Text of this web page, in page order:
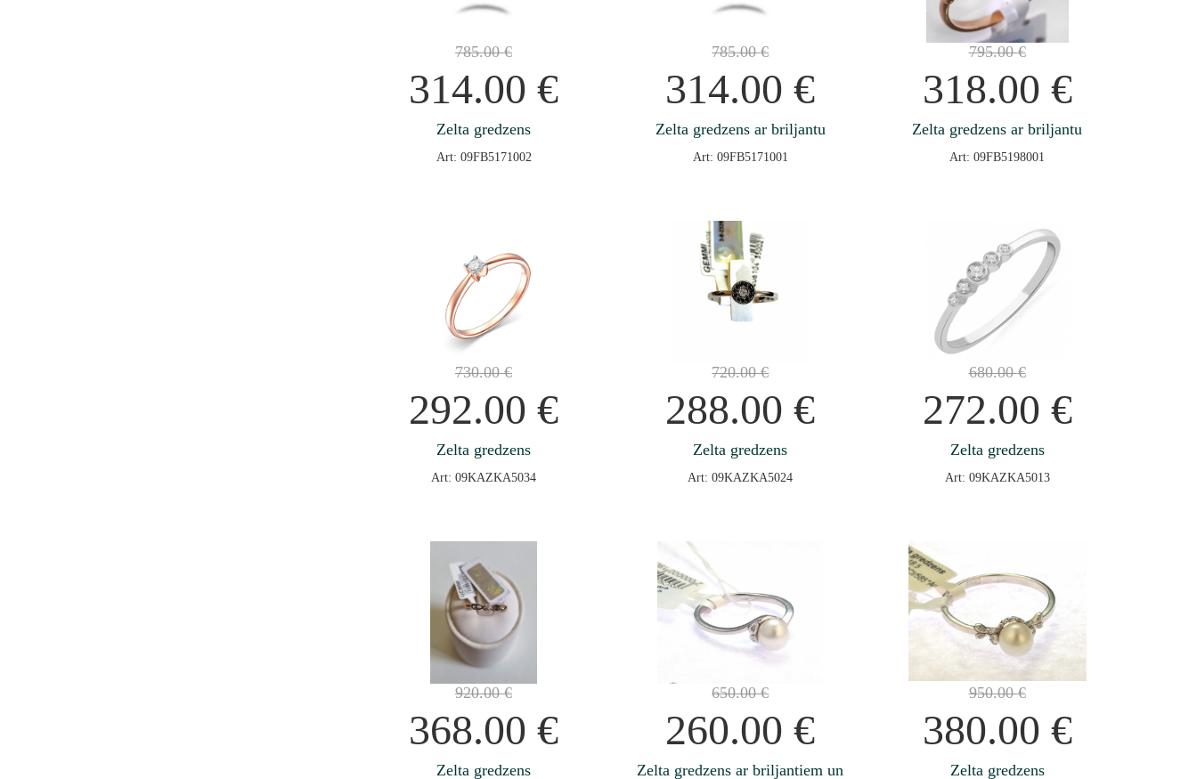
785.00€
314.00€
Zelta gredzens
Art: 09FB5171002
785.00€
314.00€
Zelta gredzens ar briljantu
Art: 09FB5171001
795.00€
318.00 €
Zelta gredzens ar briljantu
Art: 09FB5198001
730.00€
292.00€
Zelta gredzens
Art: 09KAZKA5034
720.00€
288.00€
Zelta gredzens
Art: 09KAZKA5024
680.00€
272.00 €
Zelta gredzens
Art: 09KAZKA5013
920.00€
368.00€
Zelta gredzens
650.00€
260.00€
Zelta gredzens ar briljantiem un
950.00€
380.00 €
Zelta gredzens